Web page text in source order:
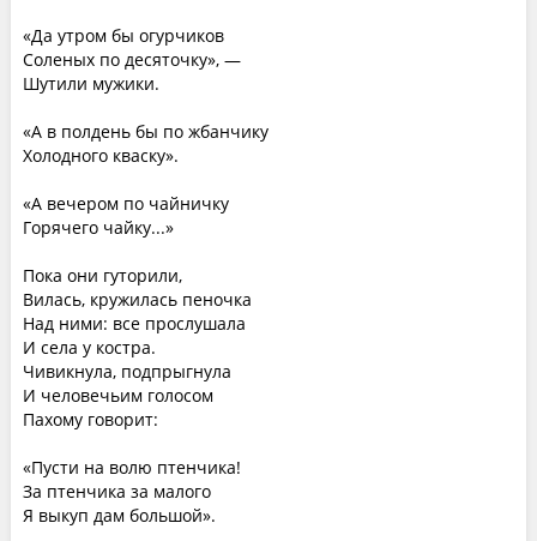
«Да утром бы огурчиков
Соленых по десяточку», —
Шутили мужики.
«А в полдень бы по жбанчику
Холодного кваску».
«А вечером по чайничку
Горячего чайку...»
Пока они гуторили,
Вилась, кружилась пеночка
Над ними: все прослушала
И села у костра.
Чивикнула, подпрыгнула
И человечьим голосом
Пахому говорит:
«Пусти на волю птенчика!
За птенчика за малого
Я выкуп дам большой».